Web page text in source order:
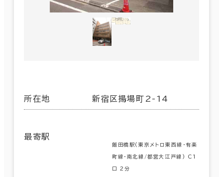
所在地 新宿区揚場町2-14
最寄駅
飯田橋駅(東京メトロ東西線･有楽
町線･南北線/都営大江戸線) C1
口 2分